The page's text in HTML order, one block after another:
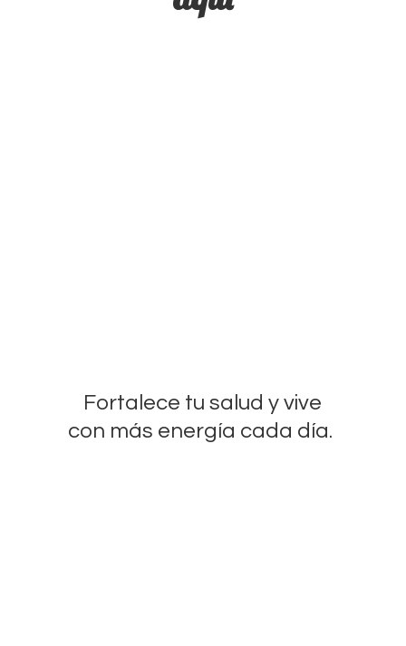
Fortalece tu salud y vive
con más energía cada día.